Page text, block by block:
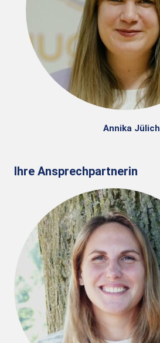
Annika Jülich
Ihre Ansprechpartnerin